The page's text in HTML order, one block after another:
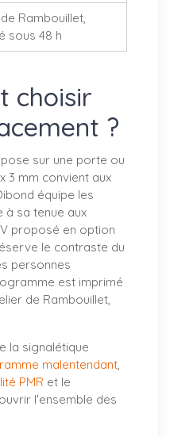
Rambouillet,
sous 48 h
choisir
?
sur une porte ou
3 mm convient aux
équipe les
sa tenue aux
proposé en option
le contraste du
personnes
est imprimé
de Rambouillet,
la signalétique
malentendant,
PMR et le
l'ensemble des